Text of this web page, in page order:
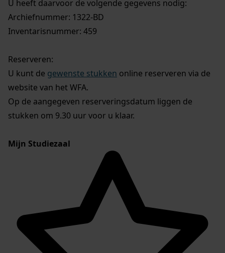
U heeft daarvoor de volgende gegevens nodig:
Archiefnummer: 1322-BD
Inventarisnummer: 459
Reserveren:
U kunt de gewenste stukken online reserveren via de
website van het WFA.
Op de aangegeven reserveringsdatum liggen de
stukken om 9.30 uur voor u klaar.
Mijn Studiezaal